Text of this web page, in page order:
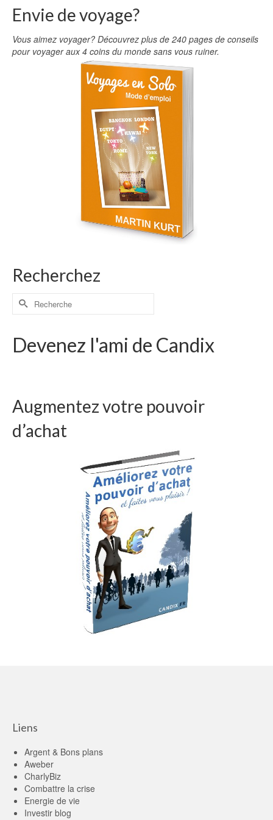
Envie de voyage?
Vous aimez voyager? Découvrez plus de 240 pages de conseils
pour voyager aux 4 coins du monde sans vous ruiner.
Recherchez
Devenez l'ami de Candix
Augmentez votre pouvoir
d’achat
Liens
Argent & Bons plans
Aweber
CharlyBiz
Combattre la crise
Energie de vie
Investir blog